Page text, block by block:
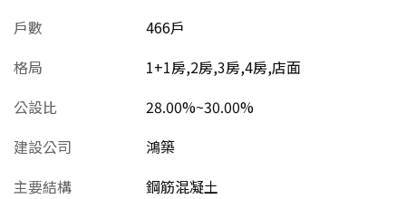
戶數
466戶
格局
1+1房,2房,3房,4房,店面
公設比
28.00%~30.00%
建設公司
鴻築
主要結構
鋼筋混凝土